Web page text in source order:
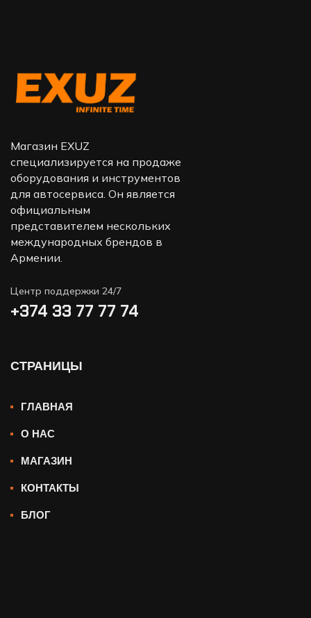
Магазин EXUZ
специализируется на продаже
оборудования и инструментов
для автосервиса. Он является
официальным
представителем нескольких
международных брендов в
Армении.
Центр поддержки 24/7
+374 33 77 77 74‬
СТРАНИЦЫ
ГЛАВНАЯ
О НАС
МАГАЗИН
КОНТАКТЫ
БЛОГ